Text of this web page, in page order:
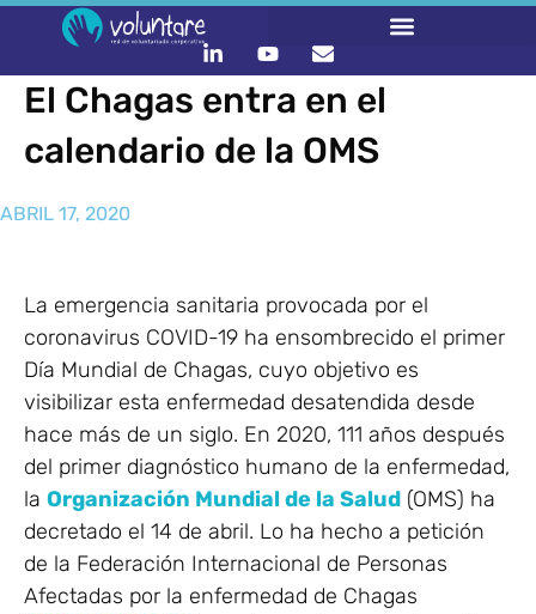
El Chagas entra en el
calendario de la OMS
ABRIL 17, 2020
La emergencia sanitaria provocada por el
coronavirus COVID-19 ha ensombrecido el primer
Día Mundial de Chagas, cuyo objetivo es
visibilizar esta enfermedad desatendida desde
hace más de un siglo. En 2020, 111 años después
del primer diagnóstico humano de la enfermedad,
la Organización Mundial de la Salud (OMS) ha
decretado el 14 de abril. Lo ha hecho a petición
de la Federación Internacional de Personas
Afectadas por la enfermedad de Chagas